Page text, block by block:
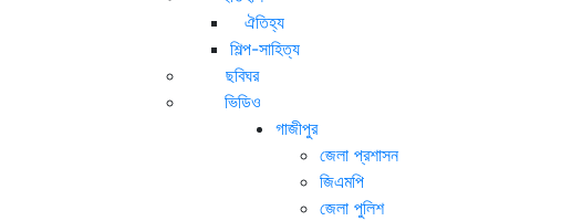
ঐতিহ্য
শিল্প-সাহিত্য
ছবিঘর
ভিডিও
গাজীপুর
জেলা প্রশাসন
জিএমপি
জেলা পুলিশ